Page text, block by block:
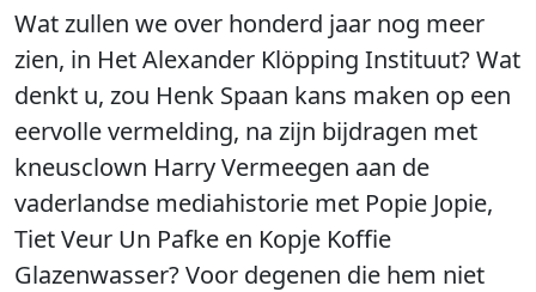
Wat zullen we over honderd jaar nog meer
zien, in Het Alexander Klöpping Instituut? Wat
denkt u, zou Henk Spaan kans maken op een
eervolle vermelding, na zijn bijdragen met
kneusclown Harry Vermeegen aan de
vaderlandse mediahistorie met Popie Jopie,
Tiet Veur Un Pafke en Kopje Koffie
Glazenwasser? Voor degenen die hem niet